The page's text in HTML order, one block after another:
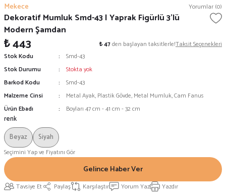
Mekece Yorumlar (0)
Dekoratif Mumluk Smd-43 | Yaprak Figürlü 3'lü
Modern Şamdan
₺ 443 ₺ 47den başlayan taksitlerle!Taksit Seçenekleri
Stok Kodu
Smd-43
Stok Durumu
Stokta yok
Barkod Kodu
Smd-43
Malzeme Cinsi
Metal Ayak, Plastik Gövde, Metal Mumluk, Cam Fanus
Ürün Ebadı
Boyları 47 cm - 41 cm - 32 cm
renk
Beyaz
Siyah
Seçimini Yap ve Fiyatını Gör
Gelince Haber Ver
Tavsiye Et Paylaş Karşılaştır Yorum Yaz Yazdır